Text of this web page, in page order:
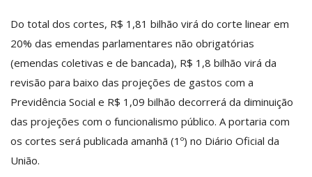
Do total dos cortes, R$ 1,81 bilhão virá do corte linear em
20% das emendas parlamentares não obrigatórias
(emendas coletivas e de bancada), R$ 1,8 bilhão virá da
revisão para baixo das projeções de gastos com a
Previdência Social e R$ 1,09 bilhão decorrerá da diminuição
das projeções com o funcionalismo público. A portaria com
os cortes será publicada amanhã (1º) no Diário Oficial da
União.